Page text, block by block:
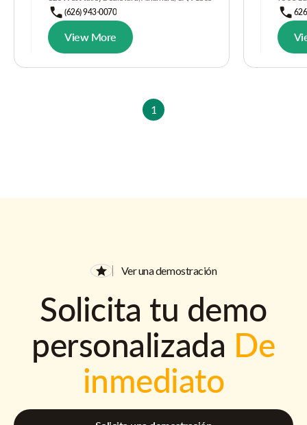
(626) 943-0070
View More
1
Ver una demostración
Solicita tu demo
personalizada De
inmediato